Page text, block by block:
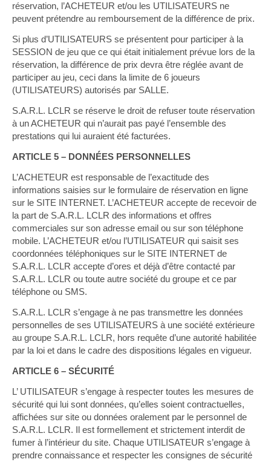
réservation, l’ACHETEUR et/ou les UTILISATEURS ne
peuvent prétendre au remboursement de la différence de prix.
Si plus d’UTILISATEURS se présentent pour participer à la
SESSION de jeu que ce qui était initialement prévue lors de la
réservation, la différence de prix devra être réglée avant de
participer au jeu, ceci dans la limite de 6 joueurs
(UTILISATEURS) autorisés par SALLE.
S.A.R.L. LCLR se réserve le droit de refuser toute réservation
à un ACHETEUR qui n’aurait pas payé l’ensemble des
prestations qui lui auraient été facturées.
ARTICLE 5 – DONNÉES PERSONNELLES
L’ACHETEUR est responsable de l’exactitude des
informations saisies sur le formulaire de réservation en ligne
sur le SITE INTERNET. L’ACHETEUR accepte de recevoir de
la part de S.A.R.L. LCLR des informations et offres
commerciales sur son adresse email ou sur son téléphone
mobile. L’ACHETEUR et/ou l’UTILISATEUR qui saisit ses
coordonnées téléphoniques sur le SITE INTERNET de
S.A.R.L. LCLR accepte d’ores et déjà d’être contacté par
S.A.R.L. LCLR ou toute autre société du groupe et ce par
téléphone ou SMS.
S.A.R.L. LCLR s’engage à ne pas transmettre les données
personnelles de ses UTILISATEURS à une société extérieure
au groupe S.A.R.L. LCLR, hors requête d’une autorité habilitée
par la loi et dans le cadre des dispositions légales en vigueur.
ARTICLE 6 – SÉCURITÉ
L’ UTILISATEUR s’engage à respecter toutes les mesures de
sécurité qui lui sont données, qu’elles soient contractuelles,
affichées sur site ou données oralement par le personnel de
S.A.R.L. LCLR. Il est formellement et strictement interdit de
fumer à l’intérieur du site. Chaque UTILISATEUR s’engage à
prendre connaissance et respecter les consignes de sécurité